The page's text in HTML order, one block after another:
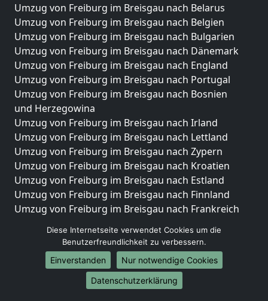
Umzug von Freiburg im Breisgau nach Belarus
Umzug von Freiburg im Breisgau nach Belgien
Umzug von Freiburg im Breisgau nach Bulgarien
Umzug von Freiburg im Breisgau nach Dänemark
Umzug von Freiburg im Breisgau nach England
Umzug von Freiburg im Breisgau nach Portugal
Umzug von Freiburg im Breisgau nach Bosnien
und Herzegowina
Umzug von Freiburg im Breisgau nach Irland
Umzug von Freiburg im Breisgau nach Lettland
Umzug von Freiburg im Breisgau nach Zypern
Umzug von Freiburg im Breisgau nach Kroatien
Umzug von Freiburg im Breisgau nach Estland
Umzug von Freiburg im Breisgau nach Finnland
Umzug von Freiburg im Breisgau nach Frankreich
Umzug von Freiburg im Breisgau nach Italien
Umzug von Freiburg im Breisgau nach Liechtenstein
Umzug von Freiburg im Breisgau nach Luxemburg
Umzug von Freiburg im Breisgau nach Niederlande
Diese Internetseite verwendet Cookies um die
Benutzerfreundlichkeit zu verbessern.
Einverstanden
Nur notwendige Cookies
Datenschutzerklärung